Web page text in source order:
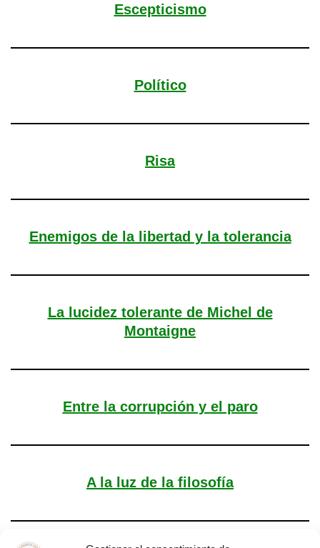
Escepticismo
Político
Risa
Enemigos de la libertad y la tolerancia
La lucidez tolerante de Michel de
Montaigne
Entre la corrupción y el paro
A la luz de la filosofía